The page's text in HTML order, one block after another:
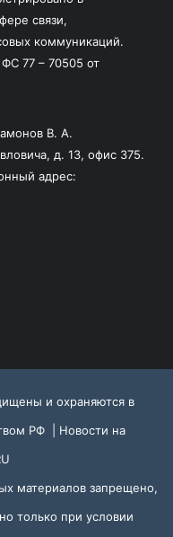
связи,
коммуникаций.
77 – 70505 от
В. А.
д. 13, офис 375.
адрес:
и охраняются в
РФ | Новости на
материалов запрещено,
только при условии